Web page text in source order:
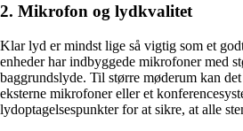
2. Mikrofon og lydkvalitet
Klar lyd er mindst lige så vigtig som et
enheder har indbyggede mikrofoner med
baggrundslyde. Til større møderum kan
eksterne mikrofoner eller et
lydoptagelsespunkter for at sikre, at alle